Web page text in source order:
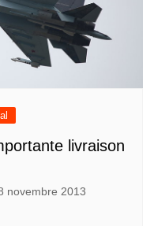
livraison
novembre 2013